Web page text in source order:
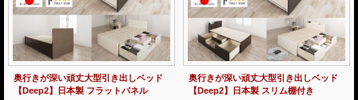
奥行きが深い頑丈大型引き出しベッド
【Deep2】日本製 フラットパネル
奥行きが深い頑丈大型引き出しベッド
【Deep2】日本製 スリム棚付き